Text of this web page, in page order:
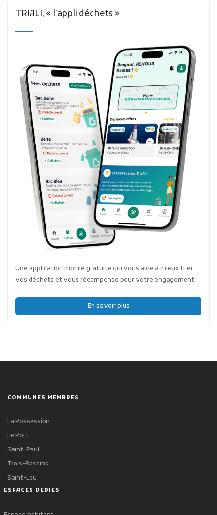
TRIALI, « l’appli déchets »
Une application mobile gratuite qui vous aide à mieux trier
vos déchets et vous récompense pour votre engagement.
En savoir plus
COMMUNES MEMBRES
La Possession
Le Port
Saint-Paul
Trois-Bassins
Saint-Leu
ESPACES DÉDIÉS